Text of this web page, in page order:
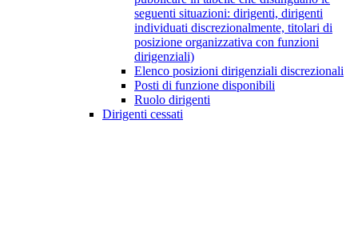
seguenti situazioni: dirigenti, dirigenti
individuati discrezionalmente, titolari di
posizione organizzativa con funzioni
dirigenziali)
Elenco posizioni dirigenziali discrezionali
Posti di funzione disponibili
Ruolo dirigenti
Dirigenti cessati